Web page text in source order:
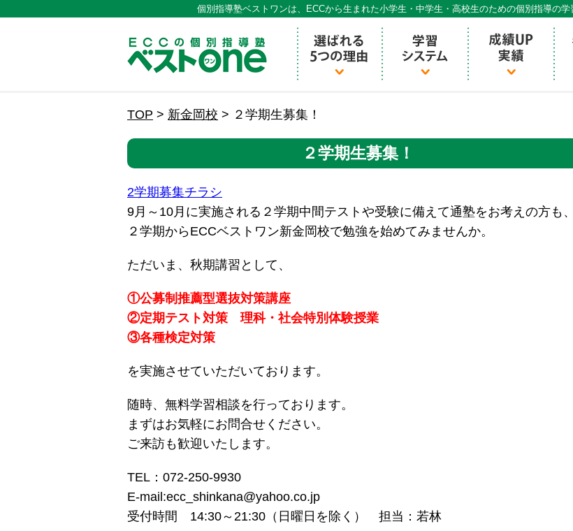
個別指導塾ベストワンは、ECCから生まれた小学生・中学生・高校生のための個別指導の
ECCの個別指導ECCベストワン
TOP > 新金岡校 > ２学期生募集！
２学期生募集！
2学期募集チラシ
9月～10月に実施される２学期中間テストや受験に備えて通塾をお考えの方も、
２学期からECCベストワン新金岡校で勉強を始めてみませんか。
ただいま、秋期講習として、
①公募制推薦型選抜対策講座
②定期テスト対策 理科・社会特別体験授業
③各種検定対策
を実施させていただいております。
随時、無料学習相談を行っております。
まずはお気軽にお問合せください。
ご来訪も歓迎いたします。
TEL：072-250-9930
E-mail:ecc_shinkana@yahoo.co.jp
受付時間 14:30～21:30（日曜日を除く） 担当：若林